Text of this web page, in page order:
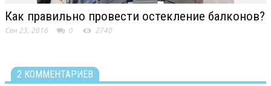
Как правильно провести остекление балконов?
Сен 23, 2016 0 2740
2 КОММЕНТАРИЕВ